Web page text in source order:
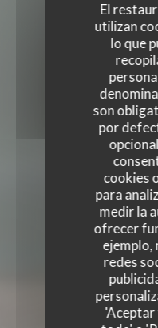
El
utilizan
lo que
son
por
cookies
para
medir la
ofrecer
ejemplo,
redes
'Aceptar
TERRA
TERRA